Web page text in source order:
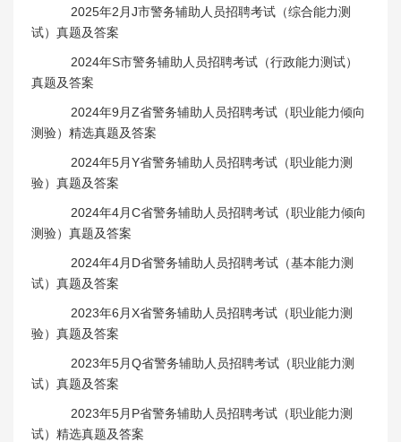
2025年2月J市警务辅助人员招聘考试（综合能力测
试）真题及答案
2024年S市警务辅助人员招聘考试（行政能力测试）
真题及答案
2024年9月Z省警务辅助人员招聘考试（职业能力倾向
测验）精选真题及答案
2024年5月Y省警务辅助人员招聘考试（职业能力测
验）真题及答案
2024年4月C省警务辅助人员招聘考试（职业能力倾向
测验）真题及答案
2024年4月D省警务辅助人员招聘考试（基本能力测
试）真题及答案
2023年6月X省警务辅助人员招聘考试（职业能力测
验）真题及答案
2023年5月Q省警务辅助人员招聘考试（职业能力测
试）真题及答案
2023年5月P省警务辅助人员招聘考试（职业能力测
试）精选真题及答案